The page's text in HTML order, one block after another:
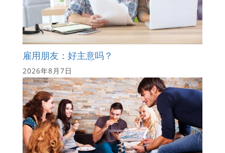
雇用朋友：好主意吗？
2026年8月7日